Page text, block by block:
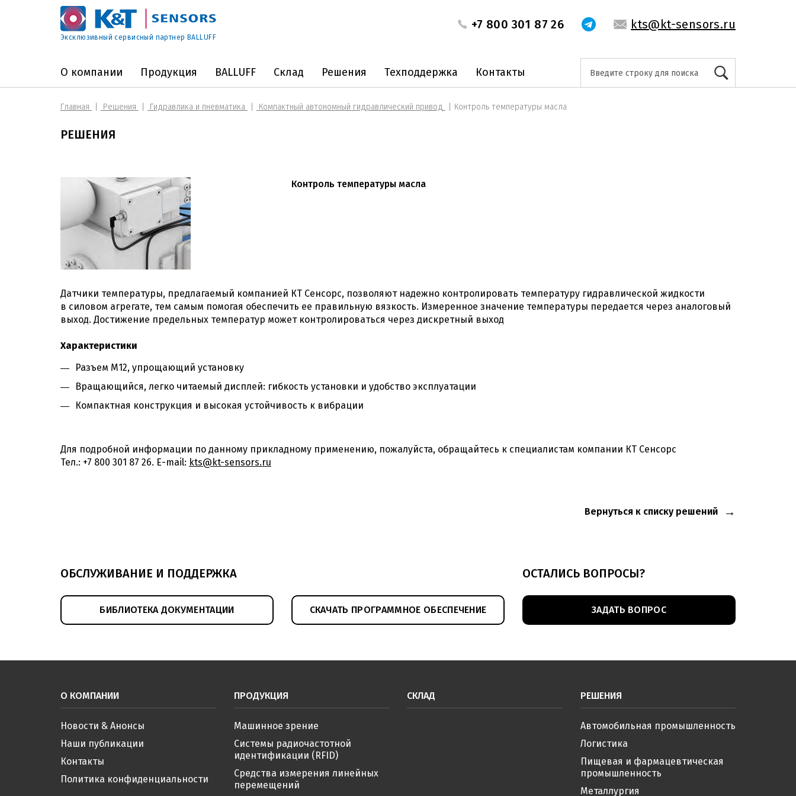
Эксклюзивный сервисный партнер BALLUFF
+7 800 301 87 26 kts@kt-sensors.ru
О компании Продукция BALLUFF Склад Решения Техподдержка Контакты
Главная Решения Гидравлика и пневматика Компактный автономный гидравлический привод Контроль температуры масла
РЕШЕНИЯ
Контроль температуры масла
Датчики температуры, предлагаемый компанией КТ Сенсорс, позволяют надежно контролировать температуру гидравлической жидкости
в силовом агрегате, тем самым помогая обеспечить ее правильную вязкость. Измеренное значение температуры передается через аналоговый
выход. Достижение предельных температур может контролироваться через дискретный выход
Характеристики
Разъем М12, упрощающий установку
Вращающийся, легко читаемый дисплей: гибкость установки и удобство эксплуатации
Компактная конструкция и высокая устойчивость к вибрации
Для подробной информации по данному прикладному применению, пожалуйста, обращайтесь к специалистам компании КТ Сенсорс
Тел.: +7 800 301 87 26. E-mail: kts@kt-sensors.ru
Вернуться к списку решений
ОБСЛУЖИВАНИЕ И ПОДДЕРЖКА
БИБЛИОТЕКА ДОКУМЕНТАЦИИ СКАЧАТЬ ПРОГРАММНОЕ ОБЕСПЕЧЕНИЕ
ОСТАЛИСЬ ВОПРОСЫ?
ЗАДАТЬ ВОПРОС
О КОМПАНИИ
Новости & Анонсы
Наши публикации
Контакты
Политика конфиденциальности
ПРОДУКЦИЯ
Машинное зрение
Системы радиочастотной
идентификации (RFID)
Средства измерения линейных
перемещений
СКЛАД РЕШЕНИЯ
Автомобильная промышленность
Логистика
Пищевая и фармацевтическая
промышленность
Металлургия